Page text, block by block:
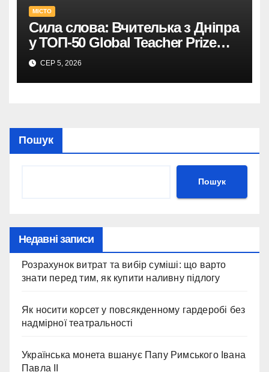
МІСТО
Сила слова: Вчителька з Дніпра
у ТОП-50 Global Teacher Prize
Ukraine
СЕР 5, 2026
Пошук
Пошук
Недавні записи
Розрахунок витрат та вибір суміші: що варто
знати перед тим, як купити наливну підлогу
Як носити корсет у повсякденному гардеробі без
надмірної театральності
Українська монета вшанує Папу Римського Івана
Павла II